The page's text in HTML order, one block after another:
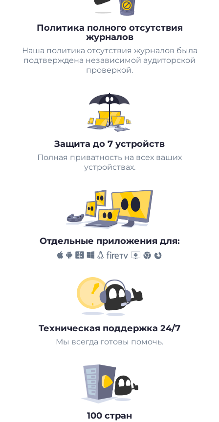
Политика полного отсутствия
журналов
Наша политика отсутствия журналов была
подтверждена независимой аудиторской
проверкой.
Защита до 7 устройств
Полная приватность на всех ваших
устройствах.
Отдельные приложения для:
Техническая поддержка 24/7
Мы всегда готовы помочь.
100 стран